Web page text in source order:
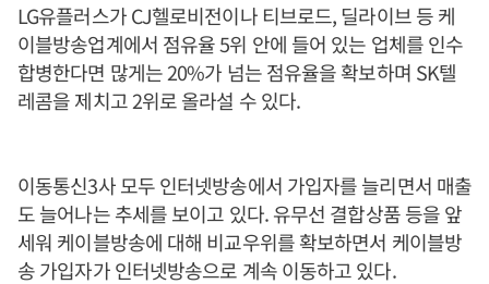
LG유플러스가 CJ헬로비전이나 티브로드, 딜라이브 등 케
이블방송업계에서 점유율 5위 안에 들어 있는 업체를 인수
합병한다면 많게는 20%가 넘는 점유율을 확보하며 SK텔
레콤을 제치고 2위로 올라설 수 있다.
이동통신3사 모두 인터넷방송에서 가입자를 늘리면서 매출
도 늘어나는 추세를 보이고 있다. 유무선 결합상품 등을 앞
세워 케이블방송에 대해 비교우위를 확보하면서 케이블방
송 가입자가 인터넷방송으로 계속 이동하고 있다.